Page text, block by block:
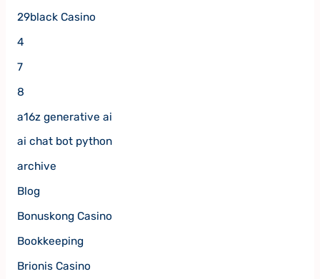
29black Casino
4
7
8
a16z generative ai
ai chat bot python
archive
Blog
Bonuskong Casino
Bookkeeping
Brionis Casino